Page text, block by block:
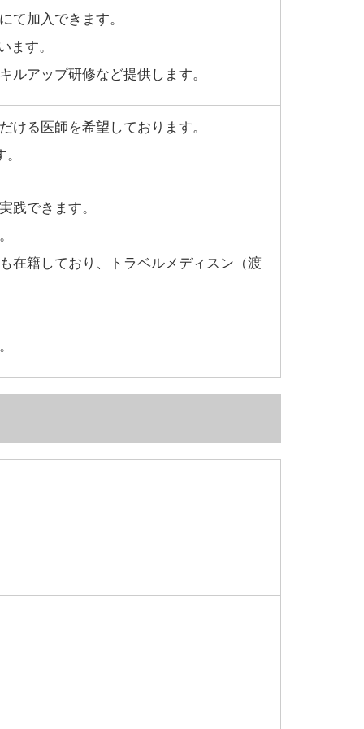
て加入できます。
ます。
ルアップ研修など提供します。
ける医師を希望しております。
践できます。
在籍しており、トラベルメディスン（渡